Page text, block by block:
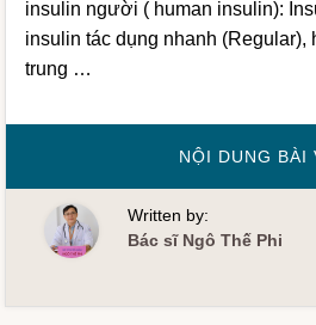
insulin người ( human insulin):
insulin tác dụng nhanh (Regular),
trung …
NỘI DUNG BÀI
Written by:
Bác sĩ Ngô Thế Phi